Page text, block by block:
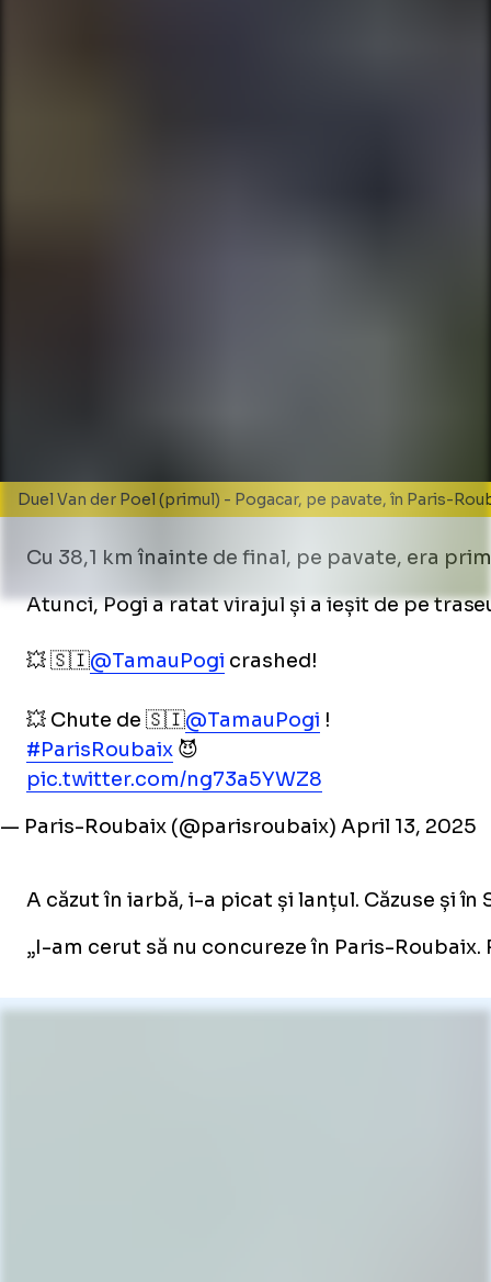
Duel Van der Poel (primul) - Pogacar, pe pavate, în Paris-
Cu 38,1 km înainte de final, pe pavate, era
Atunci, Pogi a ratat virajul și a ieșit de pe
💥 🇸🇮@TamauPogi crashed!
💥 Chute de 🇸🇮@TamauPogi !
#ParisRoubaix😈
pic.twitter.com/ng73a5YWZ8
— Paris-Roubaix (@parisroubaix) April 13, 2025
A căzut în iarbă, i-a picat și lanțul. Căzuse și
„I-am cerut să nu concureze în Paris-